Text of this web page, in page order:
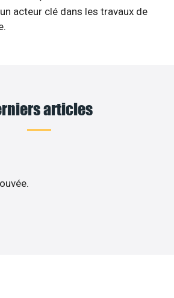
acteur clé dans les travaux de
articles